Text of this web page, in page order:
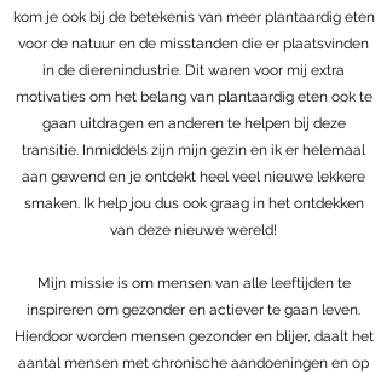
kom je ook bij de betekenis van meer plantaardig eten
voor de natuur en de misstanden die er plaatsvinden
in de dierenindustrie. Dit waren voor mij extra
motivaties om het belang van plantaardig eten ook te
gaan uitdragen en anderen te helpen bij deze
transitie. Inmiddels zijn mijn gezin en ik er helemaal
aan gewend en je ontdekt heel veel nieuwe lekkere
smaken. Ik help jou dus ook graag in het ontdekken
van deze nieuwe wereld!
Mijn missie is om mensen van alle leeftijden te
inspireren om gezonder en actiever te gaan leven.
Hierdoor worden mensen gezonder en blijer, daalt het
aantal mensen met chronische aandoeningen en op